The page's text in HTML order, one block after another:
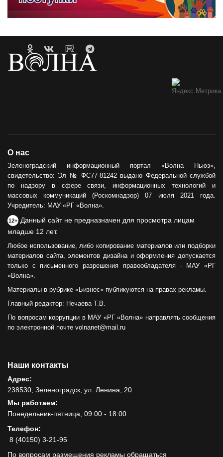
О нас
Зеленоградский информационный портал «Волна Ньюз»,
свидетельство: Эл № ФС77-81242 выдано Федеральной службой
по надзору в сфере связи, информационных технологий и
массовых коммуникаций (Роскомнадзор) 07 июля 2021 года.
Учредитель: МАУ «РГ «Волна».
12+ Данный сайт не предназначен для просмотра лицам
младше 12 лет.
Любое использование, либо копирование материалов или подборки
материалов сайта, элементов дизайна и оформления допускается
только с письменного разрешения правообладателя - МАУ «РГ
«Волна».
Материалы в рубрике «Бизнес» публикуются на правах рекламы.
Главный редактор: Нечаева Т.В.
По вопросам коррупции в МАУ «РГ «Волна» направлять сообщения
по электронной почте volnanet@mail.ru
Наши контакты
Адрес:
238530, Зеленоградск, ул. Ленина, 20
Мы работаем:
Понедельник-пятница, 09:00 - 18:00
Телефон:
8 (40150) 3-21-95
По вопросам размещения рекламы обращаться